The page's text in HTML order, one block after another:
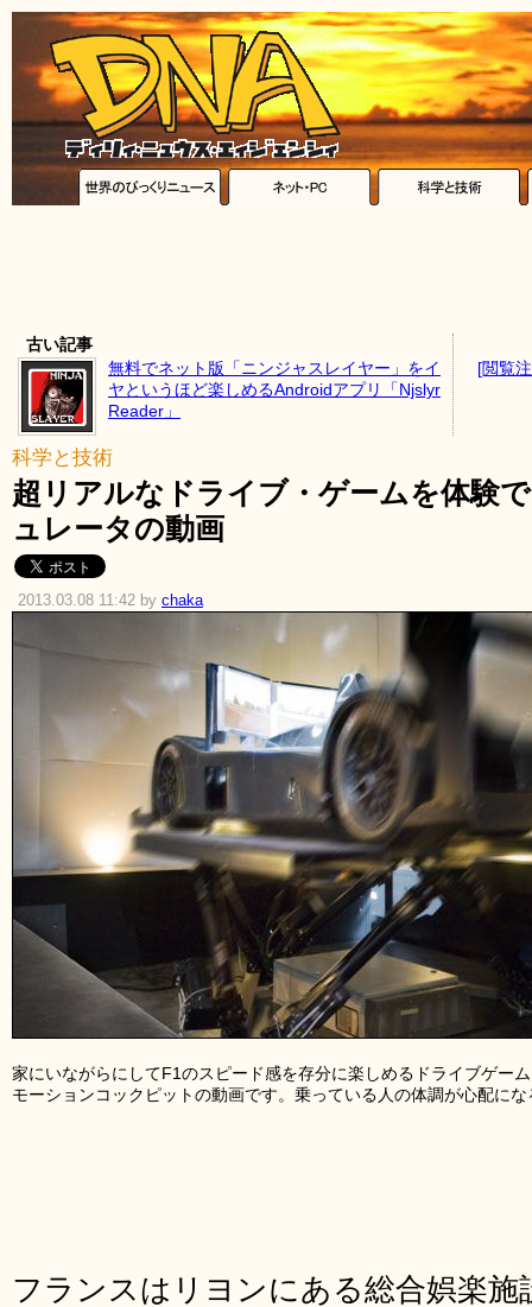
古い記事
無料でネット版「ニンジャスレイヤー」をイ
ヤというほど楽しめるAndroidアプリ「Njslyr
Reader」
[閲覧
科学と技術
超リアルなドライブ・ゲームを体験
ュレータの動画
2013.03.08 11:42 by chaka
家にいながらにしてF1のスピード感を存分に楽しめるドライブゲー
モーションコックピットの動画です。乗っている人の体調が心配に
フランスはリヨンにある総合娯楽施